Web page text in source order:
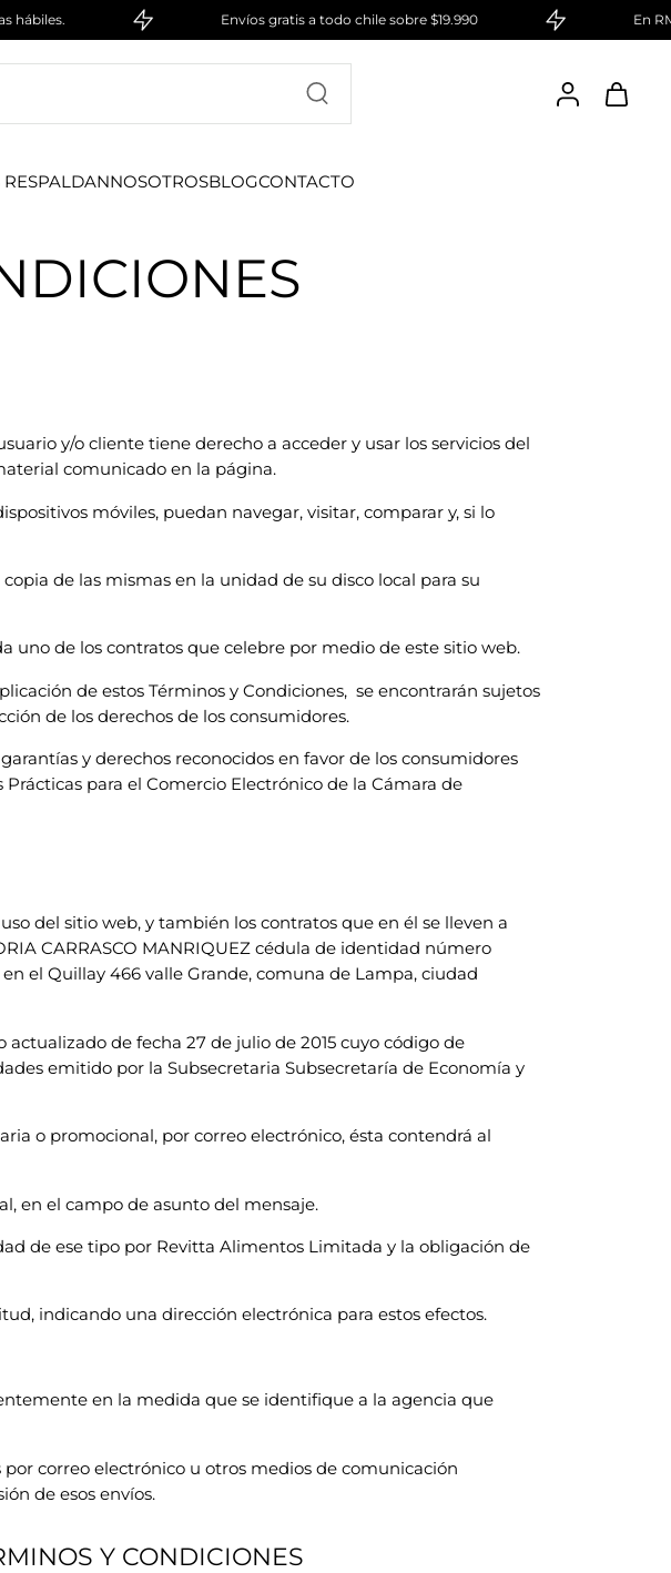
Envíos gratis a todo chile sobre $19.990 En RM
NOSOTROSBLOGCONTACTO
y/o cliente tiene derecho a acceder y usar los servicios del
comunicado en la página.
móviles, puedan navegar, visitar, comparar y, si lo
de las mismas en la unidad de su disco local para su
uno de los contratos que celebre por medio de este sitio web.
de estos Términos y Condiciones, se encontrarán sujetos
de los derechos de los consumidores.
y derechos reconocidos en favor de los consumidores
para el Comercio Electrónico de la Cámara de
del sitio web, y también los contratos que en él se lleven a
CARRASCO MANRIQUEZ cédula de identidad número
el Quillay 466 valle Grande, comuna de Lampa, ciudad
de fecha 27 de julio de 2015 cuyo código de
emitido por la Subsecretaria Subsecretaría de Economía y
o promocional, por correo electrónico, ésta contendrá al
en el campo de asunto del mensaje.
de ese tipo por Revitta Alimentos Limitada y la obligación de
indicando una dirección electrónica para estos efectos.
en la medida que se identifique a la agencia que
correo electrónico u otros medios de comunicación
de esos envíos.
Y CONDICIONES